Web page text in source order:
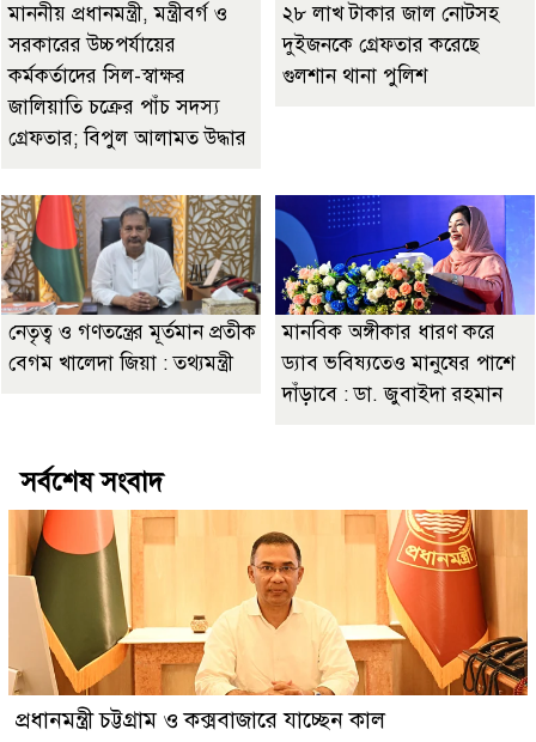
মাননীয় প্রধানমন্ত্রী, মন্ত্রীবর্গ ও
সরকারের উচ্চপর্যায়ের
কর্মকর্তাদের সিল-স্বাক্ষর
জালিয়াতি চক্রের পাঁচ সদস্য
গ্রেফতার; বিপুল আলামত উদ্ধার
২৮ লাখ টাকার জাল নোটসহ
দুইজনকে গ্রেফতার করেছে
গুলশান থানা পুলিশ
নেতৃত্ব ও গণতন্ত্রের মূর্তমান প্রতীক
বেগম খালেদা জিয়া : তথ্যমন্ত্রী
মানবিক অঙ্গীকার ধারণ করে
ড্যাব ভবিষ্যতেও মানুষের পাশে
দাঁড়াবে : ডা. জুবাইদা রহমান
সর্বশেষ সংবাদ
প্রধানমন্ত্রী চট্টগ্রাম ও কক্সবাজারে যাচ্ছেন কাল